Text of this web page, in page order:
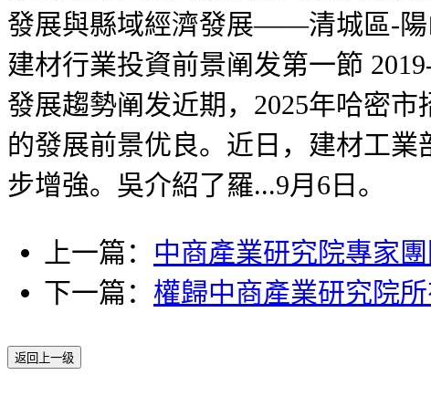
發展與縣域經濟發展——清城區-陽
建材行業投資前景阐发第一節
發展趨勢阐发近期，2025年哈密
的發展前景优良。近日，建材工
步增強。吳介紹了羅...9月6日。
上一篇： 中商產業研究院專家
下一篇： 權歸中商產業研究院
返回上一级